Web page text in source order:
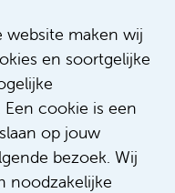
maken wij
en soortgelijke
cookie is een
op jouw
bezoek. Wij
noodzakelijke